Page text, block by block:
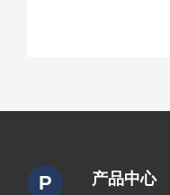
P 产品中心